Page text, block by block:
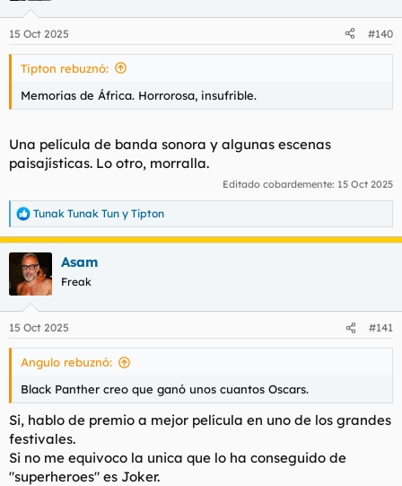
15 Oct 2025 #140
Tipton rebuznó:
Memorias de África. Horrorosa, insufrible.
Una película de banda sonora y algunas escenas
paisajísticas. Lo otro, morralla.
Editado cobardemente: 15 Oct 2025
R
e
a
i
e
s
Tunak Tunak Tun y Tipton
Asam
Freak
15 Oct 2025 #141
Angulo rebuznó:
Black Panther creo que ganó unos cuantos Oscars.
Si, hablo de premio a mejor película en uno de los grandes
festivales.
Si no me equivoco la unica que lo ha conseguido de
"superheroes" es Joker.